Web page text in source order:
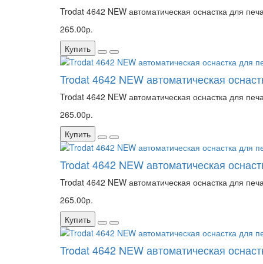
Trodat 4642 NEW автоматическая оснастка для
265.00р.
Купить
Trodat 4642 NEW автоматическая
Trodat 4642 NEW автоматическая оснастка для
265.00р.
Купить
Trodat 4642 NEW автоматическая
Trodat 4642 NEW автоматическая оснастка для
265.00р.
Купить
Trodat 4642 NEW автоматическая